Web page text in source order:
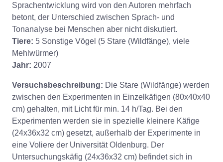
Sprachentwicklung wird von den Autoren mehrfach
betont, der Unterschied zwischen Sprach- und
Tonanalyse bei Menschen aber nicht diskutiert.
Tiere: 5 Sonstige Vögel (5 Stare (Wildfänge), viele
Mehlwürmer)
Jahr: 2007
Versuchsbeschreibung: Die Stare (Wildfänge) werden
zwischen den Experimenten in Einzelkäfigen (80x40x40
cm) gehalten, mit Licht für min. 14 h/Tag. Bei den
Experimenten werden sie in spezielle kleinere Käfige
(24x36x32 cm) gesetzt, außerhalb der Experimente in
eine Voliere der Universität Oldenburg. Der
Untersuchungskäfig (24x36x32 cm) befindet sich in